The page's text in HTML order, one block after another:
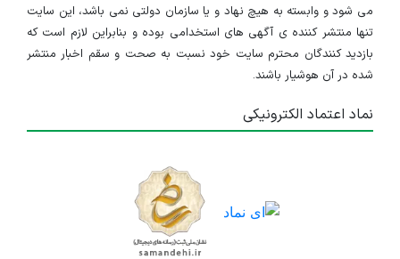
می شود و وابسته به هیچ نهاد و یا سازمان دولتی نمی باشد، این سایت
تنها منتشر کننده ی آگهی های استخدامی بوده و بنابراین لازم است که
بازدید کنندگان محترم سایت خود نسبت به صحت و سقم اخبار منتشر
شده در آن هوشیار باشند.
نماد اعتماد الکترونیکی